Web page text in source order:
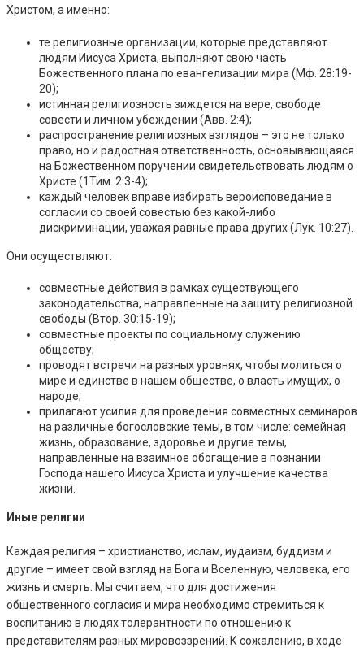
Христом, а именно:
те религиозные организации, которые представляют
людям Иисуса Христа, выполняют свою часть
Божественного плана по евангелизации мира (Мф. 28:19-
20);
истинная религиозность зиждется на вере, свободе
совести и личном убеждении (Авв. 2:4);
распространение религиозных взглядов – это не только
право, но и радостная ответственность, основывающаяся
на Божественном поручении свидетельствовать людям о
Христе (1Тим. 2:3-4);
каждый человек вправе избирать вероисповедание в
согласии со своей совестью без какой-либо
дискриминации, уважая равные права других (Лук. 10:27).
Они осуществляют:
совместные действия в рамках существующего
законодательства, направленные на защиту религиозной
свободы (Втор. 30:15-19);
совместные проекты по социальному служению
обществу;
проводят встречи на разных уровнях, чтобы молиться о
мире и единстве в нашем обществе, о власть имущих, о
народе;
прилагают усилия для проведения совместных семинаров
на различные богословские темы, в том числе: семейная
жизнь, образование, здоровье и другие темы,
направленные на взаимное обогащение в познании
Господа нашего Иисуса Христа и улучшение качества
жизни.
Иные религии
Каждая религия – христианство, ислам, иудаизм, буддизм и
другие – имеет свой взгляд на Бога и Вселенную, человека, его
жизнь и смерть. Мы считаем, что для достижения
общественного согласия и мира необходимо стремиться к
воспитанию в людях толерантности по отношению к
представителям разных мировоззрений. К сожалению, в ходе